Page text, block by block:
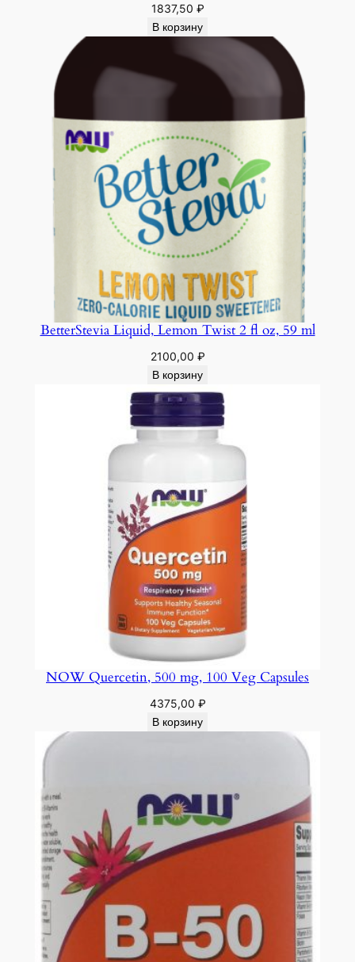
1837,50 ₽
В корзину
BetterStevia Liquid, Lemon Twist 2 fl oz, 59 ml
2100,00 ₽
В корзину
NOW Quercetin, 500 mg, 100 Veg Capsules
4375,00 ₽
В корзину